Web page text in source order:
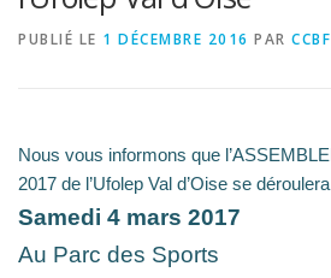
PUBLIÉ LE 1 DÉCEMBRE 2016 PAR CCBF
Nous vous informons que
2017 de l’Ufolep Val d’Oise se
Samedi 4 mars 2017
Au Parc des Sports